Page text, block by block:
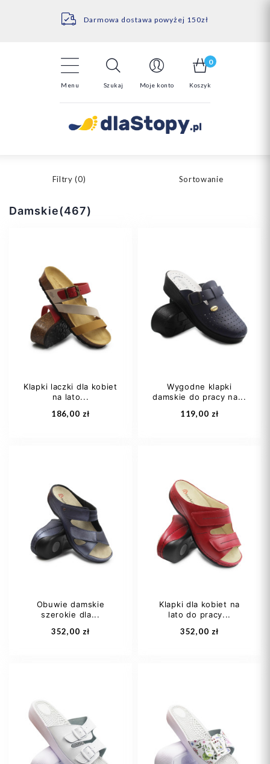
Darmowa dostawa powyżej 150zł
14 Dni na darmowy zwrot*
Menu Szukaj Moje konto
0
Koszyk
Filtry (0) Sortowanie
Damskie(467)
Klapki laczki dla kobiet
na lato...
186,00 zł
39
40 +1
Dodaj do koszyka
Wygodne klapki
damskie do pracy na...
119,00 zł
40 41
Dodaj do koszyka
Obuwie damskie
szerokie dla...
352,00 zł
36 1/3
37,5
38 2/3
Klapki dla kobiet na
lato do pracy...
352,00 zł
35,5
37,5